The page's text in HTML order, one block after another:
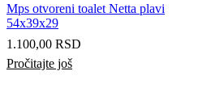
Mps otvoreni toalet Netta plavi
54x39x29
1.100,00 RSD
Pročitajte još